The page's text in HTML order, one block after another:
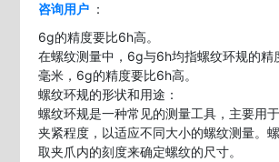
咨询用户 ：
6g的精度要比6h高。
在螺纹测量中，6g与6h均指螺纹环规的
毫米，6g的精度要比6h高。
螺纹环规的形状和用途：
螺纹环规是一种常见的测量工具，主要用
夹紧程度，以适应不同大小的螺纹测量。
取夹爪内的刻度来确定螺纹的尺寸。